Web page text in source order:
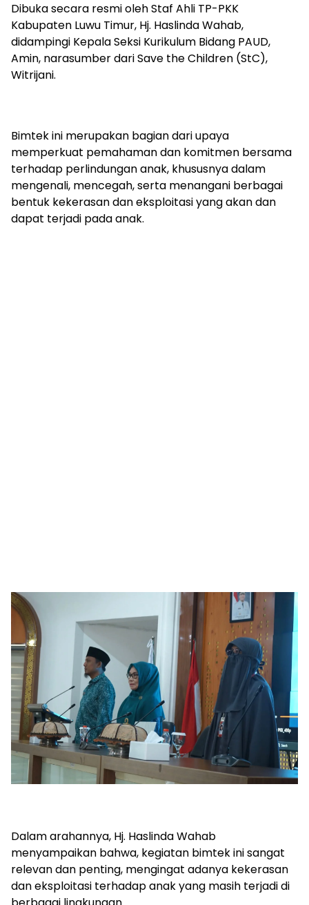
Dibuka secara resmi oleh Staf Ahli TP-PKK
Kabupaten Luwu Timur, Hj. Haslinda Wahab,
didampingi Kepala Seksi Kurikulum Bidang PAUD,
Amin, narasumber dari Save the Children (StC),
Witrijani.
Bimtek ini merupakan bagian dari upaya
memperkuat pemahaman dan komitmen bersama
terhadap perlindungan anak, khususnya dalam
mengenali, mencegah, serta menangani berbagai
bentuk kekerasan dan eksploitasi yang akan dan
dapat terjadi pada anak.
Dalam arahannya, Hj. Haslinda Wahab
menyampaikan bahwa, kegiatan bimtek ini sangat
relevan dan penting, mengingat adanya kekerasan
dan eksploitasi terhadap anak yang masih terjadi di